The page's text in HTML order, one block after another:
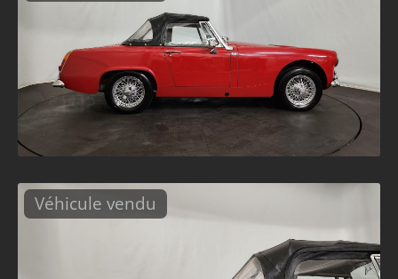
Véhicule vendu